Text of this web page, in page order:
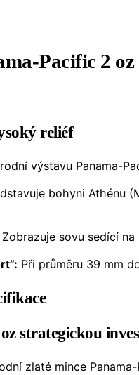
Pacific 2
reliéf
výstavu Panama-
bohyni Athénu
Zobrazuje sovu sedící
Při průměru 39 mm
strategickou
zlaté mince